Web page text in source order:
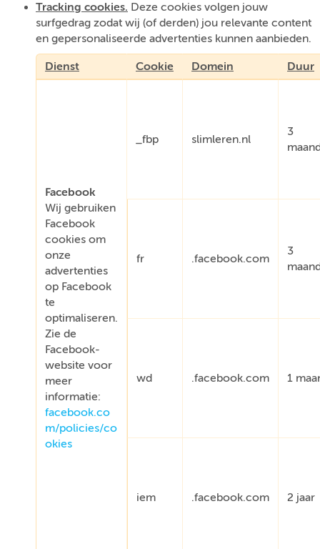
Tracking cookies. Deze cookies volgen jouw
surfgedrag zodat wij (of derden) jou relevante content
en gepersonaliseerde advertenties kunnen aanbieden.
Dienst Cookie Domein Duur
Facebook
Wij gebruiken
Facebook
cookies om
onze
advertenties
op Facebook
te
optimaliseren.
Zie de
Facebook-
website voor
meer
informatie:
facebook.co
m/policies/co
okies
_fbp slimleren.nl
3
fr .facebook.com
3
wd .facebook.com 1
iem .facebook.com 2 jaar